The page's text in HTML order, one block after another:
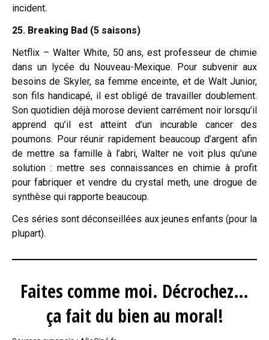
incident.
25. Breaking Bad (5 saisons)
Netflix – Walter White, 50 ans, est professeur de chimie
dans un lycée du Nouveau-Mexique. Pour subvenir aux
besoins de Skyler, sa femme enceinte, et de Walt Junior,
son fils handicapé, il est obligé de travailler doublement.
Son quotidien déjà morose devient carrément noir lorsqu’il
apprend qu’il est atteint d’un incurable cancer des
poumons. Pour réunir rapidement beaucoup d’argent afin
de mettre sa famille à l’abri, Walter ne voit plus qu’une
solution : mettre ses connaissances en chimie à profit
pour fabriquer et vendre du crystal meth, une drogue de
synthèse qui rapporte beaucoup.
Ces séries sont déconseillées aux jeunes enfants (pour la
plupart).
Faites comme moi. Décrochez…
ça fait du bien au moral!